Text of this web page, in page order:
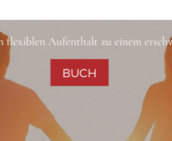
flexiblen Aufenthalt zu einem
BUCH